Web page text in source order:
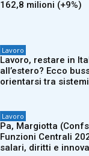
162,8 milioni (+9%)
Lavoro
Lavoro, restare in
all’estero? Ecco
orientarsi tra
Lavoro
Pa, Margiotta
Funzioni Centrali
salari, diritti e